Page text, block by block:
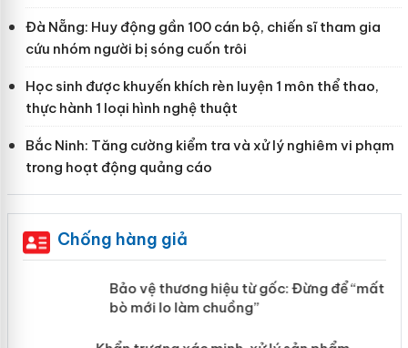
Đà Nẵng: Huy động gần 100 cán bộ, chiến sĩ tham gia
cứu nhóm người bị sóng cuốn trôi
Học sinh được khuyến khích rèn luyện 1 môn thể thao,
thực hành 1 loại hình nghệ thuật
Bắc Ninh: Tăng cường kiểm tra và xử lý nghiêm vi phạm
trong hoạt động quảng cáo
Chống hàng giả
Bảo vệ thương hiệu từ gốc: Đừng để
“mất bò mới lo làm chuồng”